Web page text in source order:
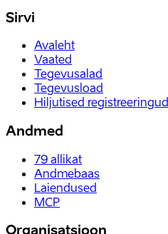
Sirvi
Avaleht
Vaated
Tegevusalad
Tegevusload
Hiljutised registreeringud
Andmed
79 allikat
Andmebaas
Laiendused
MCP
Organisatsioon